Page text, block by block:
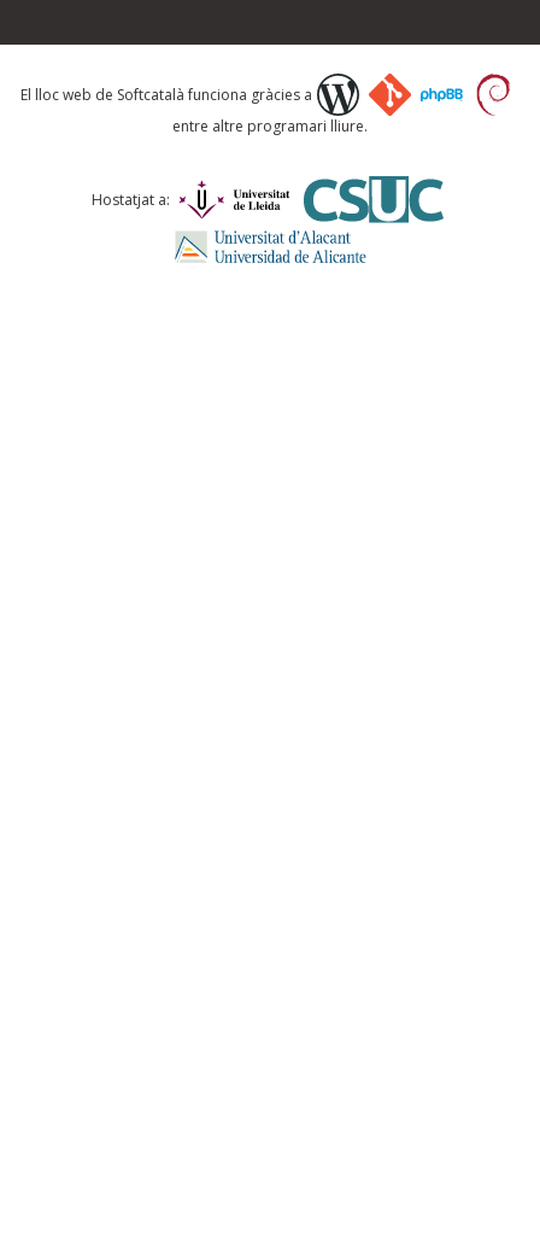
Què proposeu?
Comentari *
El lloc web de Softcatalà funciona gràcies a
entre altre programari lliure.
Hostatjat a: